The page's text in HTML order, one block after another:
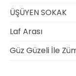
ÜŞÜYEN SOKAK
Laf Arası
Güz Güzeli İle